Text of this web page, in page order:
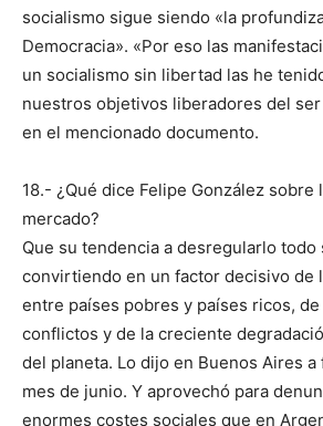
socialismo sigue siendo «la
Democracia». «Por eso las
un socialismo sin libertad las he
nuestros objetivos liberadores del
en el mencionado documento.
18.- ¿Qué dice Felipe González sobre
mercado?
Que su tendencia a desregularlo todo
convirtiendo en un factor decisivo de
entre países pobres y países ricos,
conflictos y de la creciente
del planeta. Lo dijo en Buenos Aires a
mes de junio. Y aprovechó para
enormes costes sociales que en